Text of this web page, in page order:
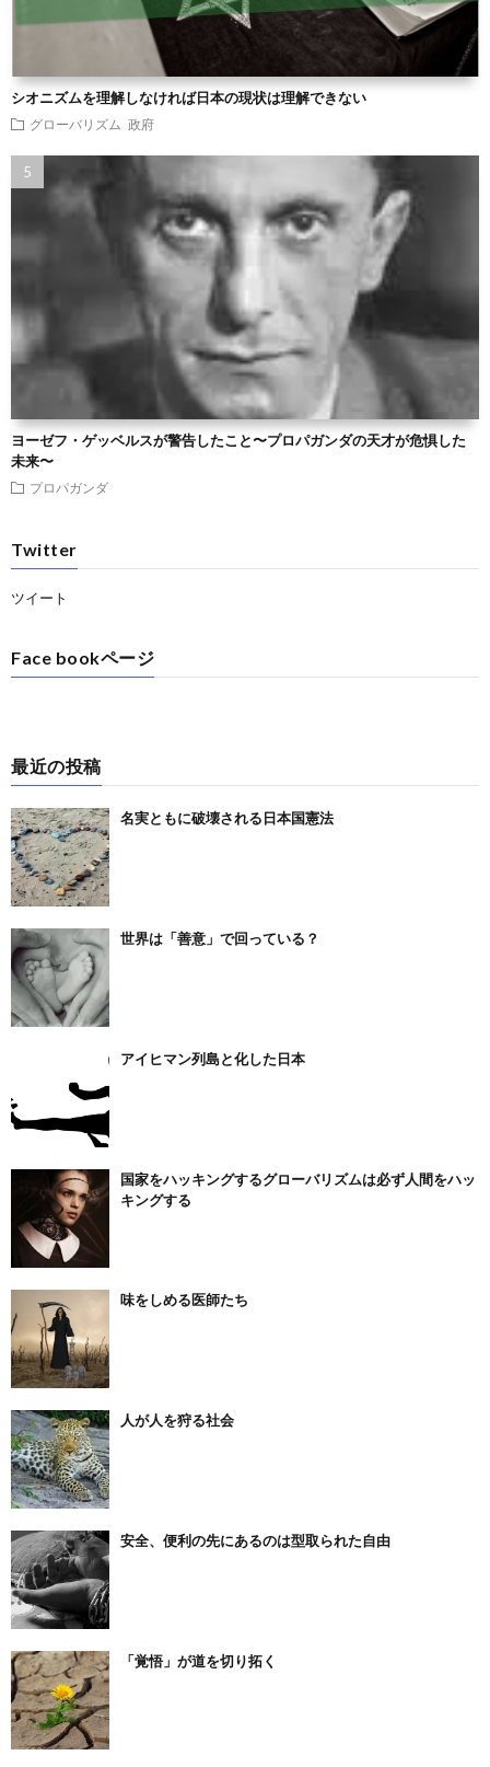
シオニズムを理解しなければ日本の現状は理解できない
グローバリズム 政府
ヨーゼフ・ゲッベルスが警告したこと〜プロパガンダの天才が危惧した
未来〜
プロパガンダ
Twitter
ツイート
Face bookページ
最近の投稿
名実ともに破壊される日本国憲法
世界は「善意」で回っている？
アイヒマン列島と化した日本
国家をハッキングするグローバリズムは必ず人間をハッ
キングする
味をしめる医師たち
人が人を狩る社会
安全、便利の先にあるのは型取られた自由
「覚悟」が道を切り拓く